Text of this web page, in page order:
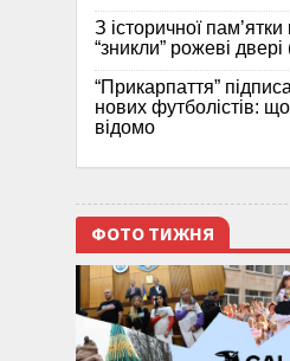
З історичної
“зникли” рожеві
“Прикарпаття”
нових футболістів:
відомо
ФОТО ТИЖНЯ